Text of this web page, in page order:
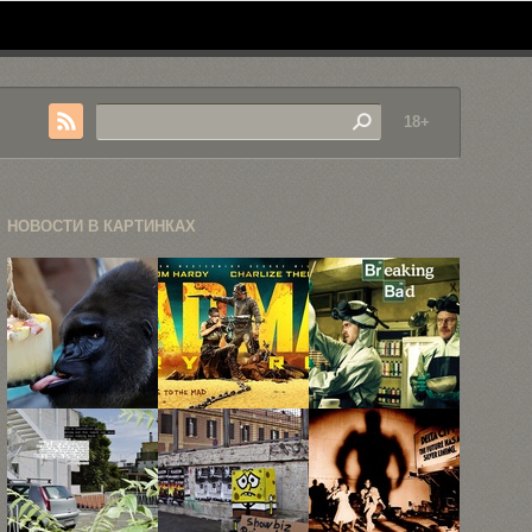
18+
НОВОСТИ В КАРТИНКАХ
«Остынь»
«Безумный
Макс: Дорога
Ярости»
возглавил ...
20 картинок
GIF из
сериала ...